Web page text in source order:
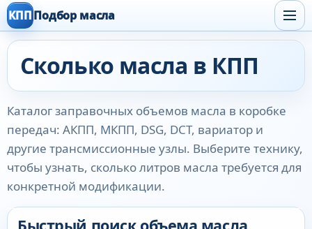
КПППодбор масла
Сколько масла в КПП
Каталог заправочных объемов масла в коробке
передач: АКПП, МКПП, DSG, DCT, вариатор и
другие трансмиссионные узлы. Выберите технику,
чтобы узнать, сколько литров масла требуется для
конкретной модификации.